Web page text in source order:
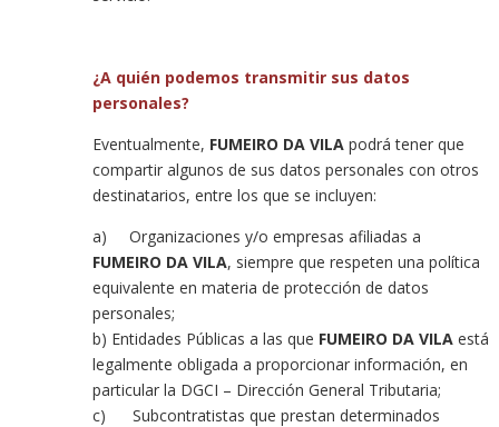
¿A quién podemos transmitir sus datos
personales?
Eventualmente, FUMEIRO DA VILA podrá tener que
compartir algunos de sus datos personales con otros
destinatarios, entre los que se incluyen:
a) Organizaciones y/o empresas afiliadas a
FUMEIRO DA VILA, siempre que respeten una política
equivalente en materia de protección de datos
personales;
b) Entidades Públicas a las que FUMEIRO DA VILA está
legalmente obligada a proporcionar información, en
particular la DGCI – Dirección General Tributaria;
c) Subcontratistas que prestan determinados